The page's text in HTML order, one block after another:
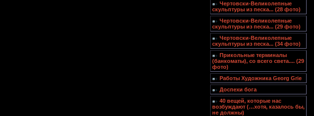
Чертовски-Великолепные
скульптуры из песка... (28 фото)
Чертовски-Великолепные
скульптуры из песка... (29 фото)
Чертовски-Великолепные
скульптуры из песка... (34 фото)
Прикольные терминалы
(банкоматы), со всего света.... (29
фото)
Работы Художника Georg Grie
Доспехи бога
40 вещей, которые нас
возбуждают (…хотя, казалось бы,
не должны)